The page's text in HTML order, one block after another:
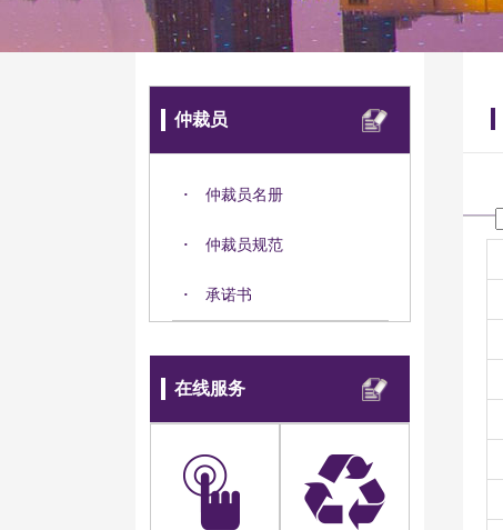
仲裁员
· 仲裁员名册
· 仲裁员规范
· 承诺书
在线服务